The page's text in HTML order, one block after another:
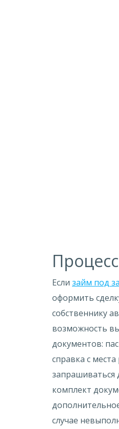
Если займ под
оформить
собственнику
возможность
документов:
справка с
запрашиваться
комплект
случае